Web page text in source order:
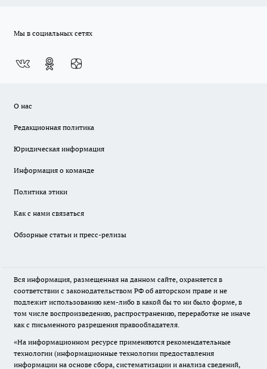
Мы в социальных сетях
О нас
Редакционная политика
Юридическая информация
Информация о команде
Политика этики
Как с нами связаться
Обзорные статьи и пресс-релизы
Вся информация, размещенная на данном сайте, охраняется в
соответствии с законодательством РФ об авторском праве и не
подлежит использованию кем-либо в какой бы то ни было форме, в
том числе воспроизведению, распространению, переработке не иначе
как с письменного разрешения правообладателя.
«На информационном ресурсе применяются рекомендательные
технологии (информационные технологии предоставления
информации на основе сбора, систематизации и анализа сведений,